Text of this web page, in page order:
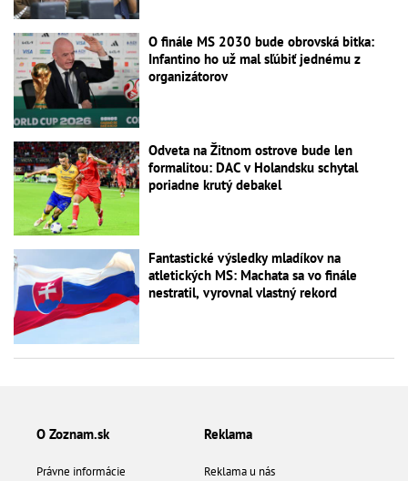
O finále MS 2030 bude obrovská bitka:
Infantino ho už mal sľúbiť jednému z
organizátorov
Odveta na Žitnom ostrove bude len
formalitou: DAC v Holandsku schytal
poriadne krutý debakel
Fantastické výsledky mladíkov na
atletických MS: Machata sa vo finále
nestratil, vyrovnal vlastný rekord
O Zoznam.sk
Právne informácie
Reklama
Reklama u nás